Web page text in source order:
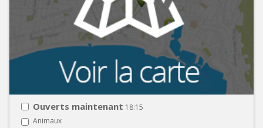
Ouverts maintenant 18:15
Animaux